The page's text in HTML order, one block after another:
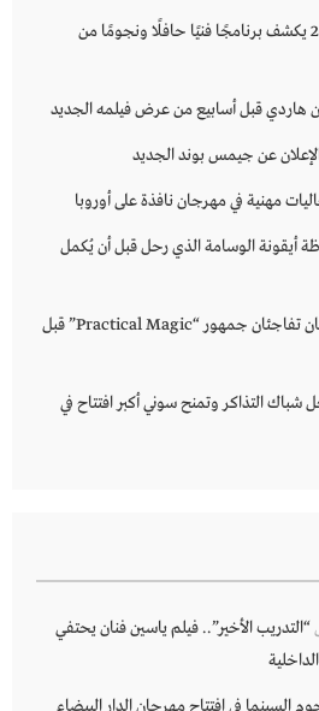
مهرجان صيف الأوداية 2026 يكشف برنامجًا فنيًا حافلًا ونجومًا من
هاردي قبل أسابيع من عرض فيلمه الجديد
عن جيمس بوند الجديد
أيقونة الوسامة الذي رحل قبل أن يُكمل
ساندرا بولوك ونيكول كيدمان تفاجئان جمهور “Practical Magic” قبل
التذاكر وتمنح سوني أكبر افتتاح في
“التدريب الأخير”.. فيلم ياسين فنان يحتفي
السينما في افتتاح مهرجان الدار البيضاء